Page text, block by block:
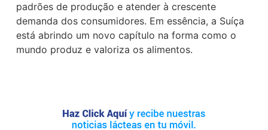
padrões de produção e atender à crescente
demanda dos consumidores. Em essência, a Suíça
está abrindo um novo capítulo na forma como o
mundo produz e valoriza os alimentos.